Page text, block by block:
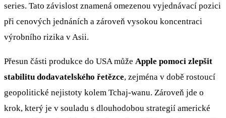
series. Tato závislost znamená omezenou vyjednávací pozici
při cenových jednáních a zároveň vysokou koncentraci
výrobního rizika v Asii.
Přesun části produkce do USA může Apple pomoci zlepšit
stabilitu dodavatelského řetězce, zejména v době rostoucí
geopolitické nejistoty kolem Tchaj-wanu. Zároveň jde o
krok, který je v souladu s dlouhodobou strategií americké